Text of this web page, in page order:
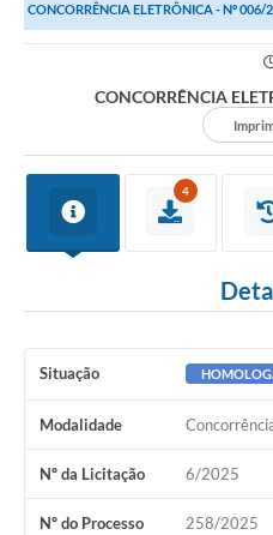
CONCORRÊNCIA ELETRÔNICA - Nº 006/
CONCORRÊNCIA
4
Situação
Modalidade
Nº da Licitação 6/2025
Nº do Processo 258/2025